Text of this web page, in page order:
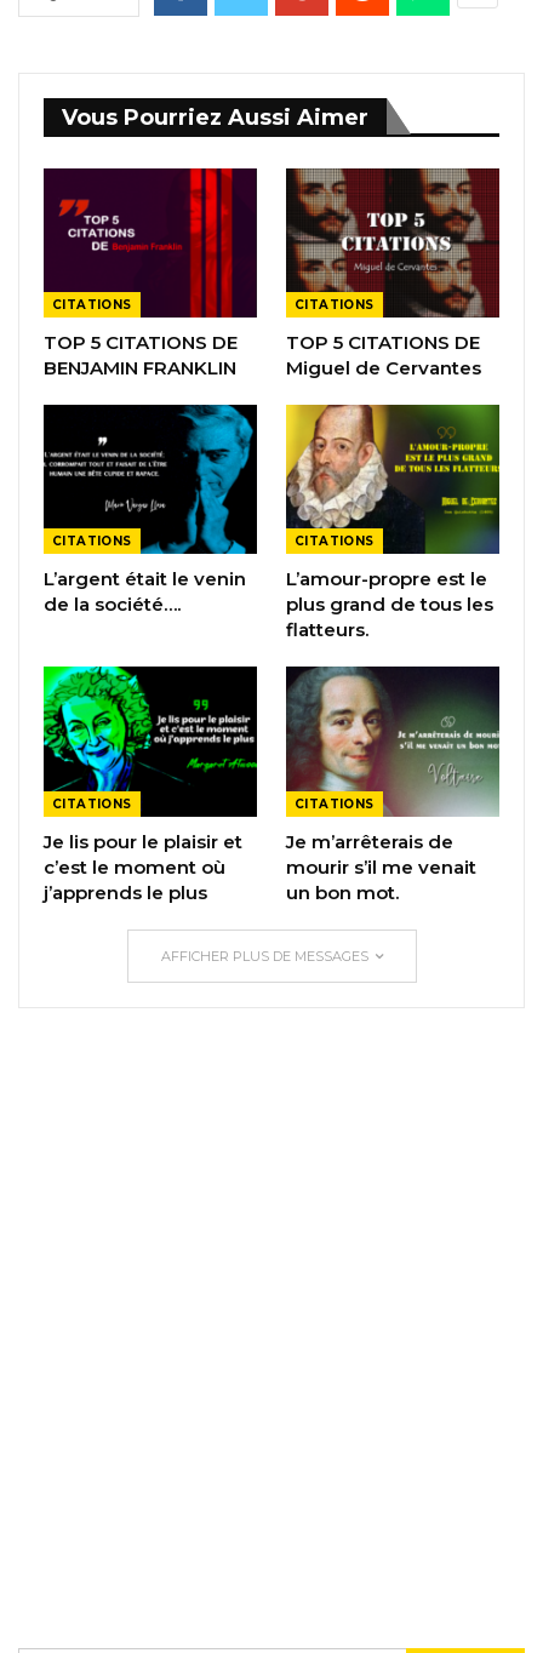
Vous Pourriez Aussi Aimer
CITATIONS
TOP 5 CITATIONS DE
BENJAMIN FRANKLIN
CITATIONS
TOP 5 CITATIONS DE
Miguel de Cervantes
CITATIONS
L’argent était le venin
de la société….
CITATIONS
L’amour-propre est le
plus grand de tous les
flatteurs.
CITATIONS
Je lis pour le plaisir et
c’est le moment où
j’apprends le plus
CITATIONS
Je m’arrêterais de
mourir s’il me venait
un bon mot.
AFFICHER PLUS DE MESSAGES